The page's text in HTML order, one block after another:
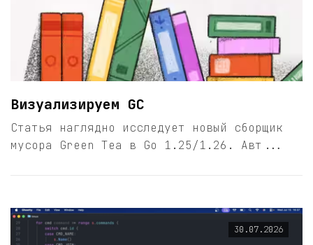
Визуализируем GC
Статья наглядно исследует новый сборщик
мусора Green Tea в Go 1.25/1.26. Авт...
30.07.2026